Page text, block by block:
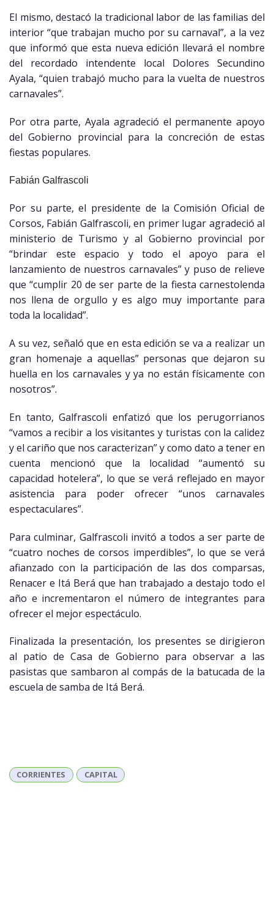
El mismo, destacó la tradicional labor de las familias del
interior “que trabajan mucho por su carnaval”, a la vez
que informó que esta nueva edición llevará el nombre
del recordado intendente local Dolores Secundino
Ayala, “quien trabajó mucho para la vuelta de nuestros
carnavales”.
Por otra parte, Ayala agradeció el permanente apoyo
del Gobierno provincial para la concreción de estas
fiestas populares.
Fabián Galfrascoli
Por su parte, el presidente de la Comisión Oficial de
Corsos, Fabián Galfrascoli, en primer lugar agradeció al
ministerio de Turismo y al Gobierno provincial por
“brindar este espacio y todo el apoyo para el
lanzamiento de nuestros carnavales” y puso de relieve
que “cumplir 20 de ser parte de la fiesta carnestolenda
nos llena de orgullo y es algo muy importante para
toda la localidad”.
A su vez, señaló que en esta edición se va a realizar un
gran homenaje a aquellas” personas que dejaron su
huella en los carnavales y ya no están físicamente con
nosotros”.
En tanto, Galfrascoli enfatizó que los perugorrianos
“vamos a recibir a los visitantes y turistas con la calidez
y el cariño que nos caracterizan” y como dato a tener en
cuenta mencionó que la localidad “aumentó su
capacidad hotelera”, lo que se verá reflejado en mayor
asistencia para poder ofrecer “unos carnavales
espectaculares”.
Para culminar, Galfrascoli invitó a todos a ser parte de
“cuatro noches de corsos imperdibles”, lo que se verá
afianzado con la participación de las dos comparsas,
Renacer e Itá Berá que han trabajado a destajo todo el
año e incrementaron el número de integrantes para
ofrecer el mejor espectáculo.
Finalizada la presentación, los presentes se dirigieron
al patio de Casa de Gobierno para observar a las
pasistas que sambaron al compás de la batucada de la
escuela de samba de Itá Berá.
CORRIENTES CAPITAL